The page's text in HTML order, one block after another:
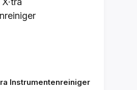
Instrumentenreiniger